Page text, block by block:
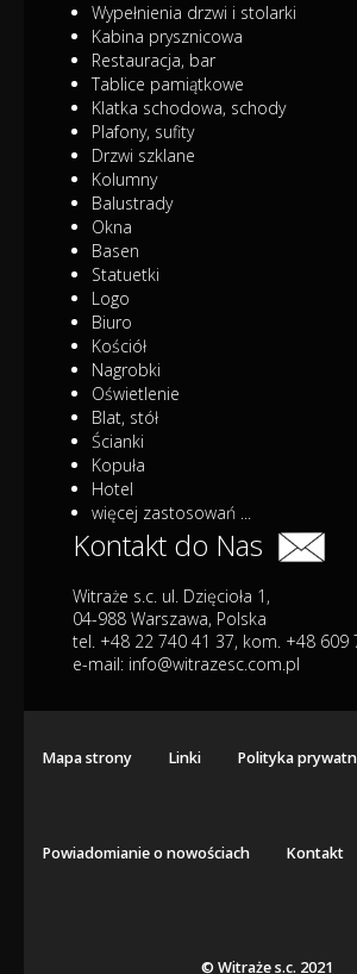
Wypełnienia drzwi i stolarki
Kabina prysznicowa
Restauracja, bar
Tablice pamiątkowe
Klatka schodowa, schody
Plafony, sufity
Drzwi szklane
Kolumny
Balustrady
Okna
Basen
Statuetki
Logo
Biuro
Kościół
Nagrobki
Oświetlenie
Blat, stół
Ścianki
Kopuła
Hotel
więcej zastosowań ...
Kontakt do Nas
Witraże s.c. ul. Dzięcioła 1,
04-988 Warszawa, Polska
tel. +48 22 740 41 37, kom. +48 609
e-mail: info@witrazesc.com.pl
Mapa strony Linki Polityka
Powiadomianie o nowościach Kontakt
© Witraże s.c. 2021